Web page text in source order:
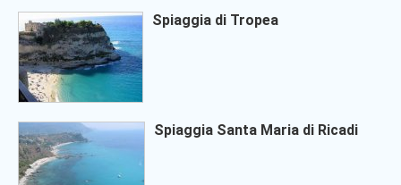
Spiaggia di Tropea
Spiaggia Santa Maria di Ricadi